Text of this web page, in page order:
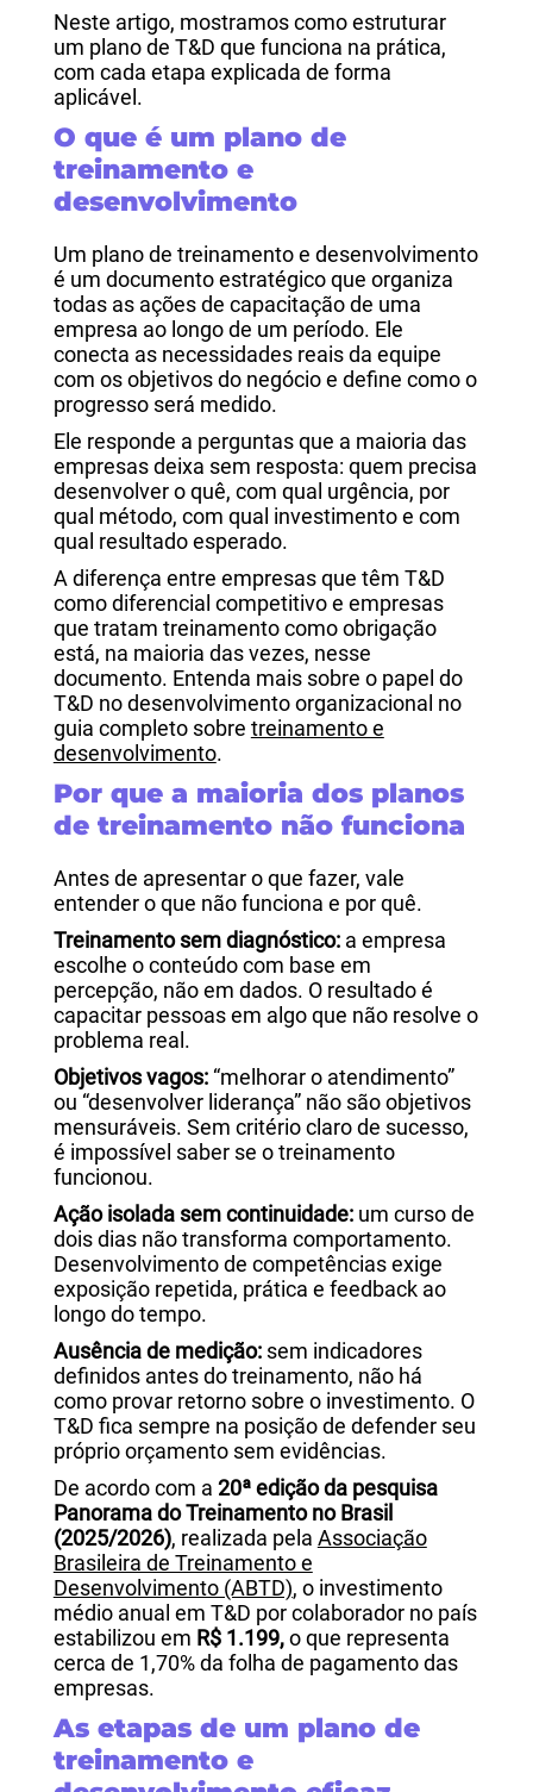
Neste artigo, mostramos como estruturar
um plano de T&D que funciona na prática,
com cada etapa explicada de forma
aplicável.
O que é um plano de
treinamento e
desenvolvimento
Um plano de treinamento e desenvolvimento
é um documento estratégico que organiza
todas as ações de capacitação de uma
empresa ao longo de um período. Ele
conecta as necessidades reais da equipe
com os objetivos do negócio e define como o
progresso será medido.
Ele responde a perguntas que a maioria das
empresas deixa sem resposta: quem precisa
desenvolver o quê, com qual urgência, por
qual método, com qual investimento e com
qual resultado esperado.
A diferença entre empresas que têm T&D
como diferencial competitivo e empresas
que tratam treinamento como obrigação
está, na maioria das vezes, nesse
documento. Entenda mais sobre o papel do
T&D no desenvolvimento organizacional no
guia completo sobre treinamento e
desenvolvimento.
Por que a maioria dos planos
de treinamento não funciona
Antes de apresentar o que fazer, vale
entender o que não funciona e por quê.
Treinamento sem diagnóstico:a empresa
escolhe o conteúdo com base em
percepção, não em dados. O resultado é
capacitar pessoas em algo que não resolve o
problema real.
Objetivos vagos:“melhorar o atendimento”
ou “desenvolver liderança” não são objetivos
mensuráveis. Sem critério claro de sucesso,
é impossível saber se o treinamento
funcionou.
Ação isolada sem continuidade:um curso de
dois dias não transforma comportamento.
Desenvolvimento de competências exige
exposição repetida, prática e feedback ao
longo do tempo.
Ausência de medição:sem indicadores
definidos antes do treinamento, não há
como provar retorno sobre o investimento. O
T&D fica sempre na posição de defender seu
próprio orçamento sem evidências.
De acordo com a 20ª edição da pesquisa
Panorama do Treinamento no Brasil
(2025/2026), realizada pela Associação
Brasileira de Treinamento e
Desenvolvimento (ABTD), o investimento
médio anual em T&D por colaborador no país
estabilizou em R$ 1.199,o que representa
cerca de 1,70% da folha de pagamento das
empresas.
As etapas de um plano de
treinamento e